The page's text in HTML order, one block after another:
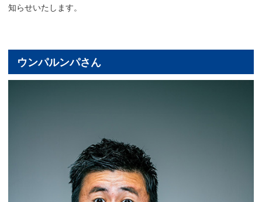
知らせいたします。
ウンパルンパさん